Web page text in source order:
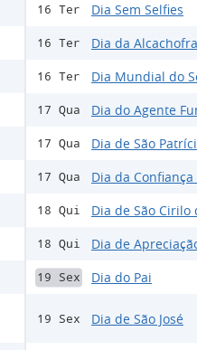
16 Ter Dia Sem Selfies
16 Ter Dia da Alcachofra
16 Ter Dia Mundial do
17 Qua Dia do Agente
17 Qua Dia de São
17 Qua Dia da
18 Qui Dia de São Cirilo
18 Qui Dia de
19 Sex Dia do Pai
19 Sex Dia de São José